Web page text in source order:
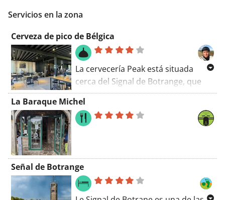
salón compartido y terraza. Este
hotel de 4 estrellas cuenta con WiFi
gratuita, restaurante y bar.
Servicios en la zona
Cerveza de pico de Bélgica
La cervecería Peak está situada
cerca del Signal de Botrange, que
con sus 964 m es oficialmente el
punto más alto de Bélgica. Esta
simpática cervecería fue fundada en
pura de las Altas Vías. El decorado
es impresionante. La variedad
incluye, entre otras, una rubia, una
marrón, una triple y también una
La Baraque Michel
Señal de Botrange